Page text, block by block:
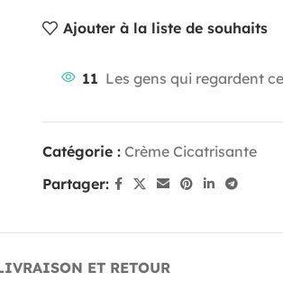
Ajouter à la liste de souhaits
11 Les gens qui regardent
Catégorie : Crème Cicatrisante
Partager:
ET RETOUR